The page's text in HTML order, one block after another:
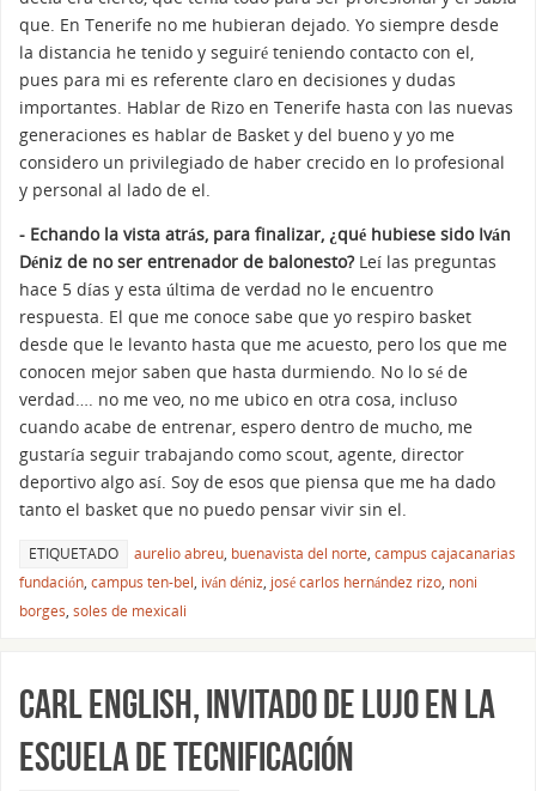
que. En Tenerife no me hubieran dejado. Yo siempre desde
la distancia he tenido y seguiré teniendo contacto con el,
pues para mi es referente claro en decisiones y dudas
importantes. Hablar de Rizo en Tenerife hasta con las nuevas
generaciones es hablar de Basket y del bueno y yo me
considero un privilegiado de haber crecido en lo profesional
y personal al lado de el.
- Echando la vista atrás, para finalizar, ¿qué hubiese sido Iván
Déniz de no ser entrenador de balonesto?Leí las preguntas
hace 5 días y esta última de verdad no le encuentro
respuesta. El que me conoce sabe que yo respiro basket
desde que le levanto hasta que me acuesto, pero los que me
conocen mejor saben que hasta durmiendo. No lo sé de
verdad…. no me veo, no me ubico en otra cosa, incluso
cuando acabe de entrenar, espero dentro de mucho, me
gustaría seguir trabajando como scout, agente, director
deportivo algo así. Soy de esos que piensa que me ha dado
tanto el basket que no puedo pensar vivir sin el.
ETIQUETADO aurelio abreu, buenavista del norte, campus cajacanarias
fundación, campus ten-bel, iván déniz, josé carlos hernández rizo, noni
borges, soles de mexicali
Carl English, invitado de lujo en la
Escuela de Tecnificación